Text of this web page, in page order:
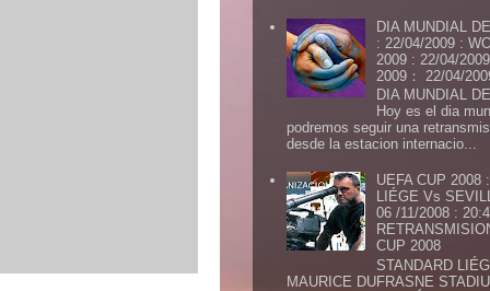
DIA MUNDIAL
: 22/04/2009 :
2009 : 22/04/
2009： 22/04/
DIA MUNDIAL
Hoy es el dia
podremos seguir una
desde la estacion internacio...
UEFA CUP 2008
LIÉGE Vs
06 /11/2008 :
CUP 2008
STANDARD
MAURICE DUFRASNE